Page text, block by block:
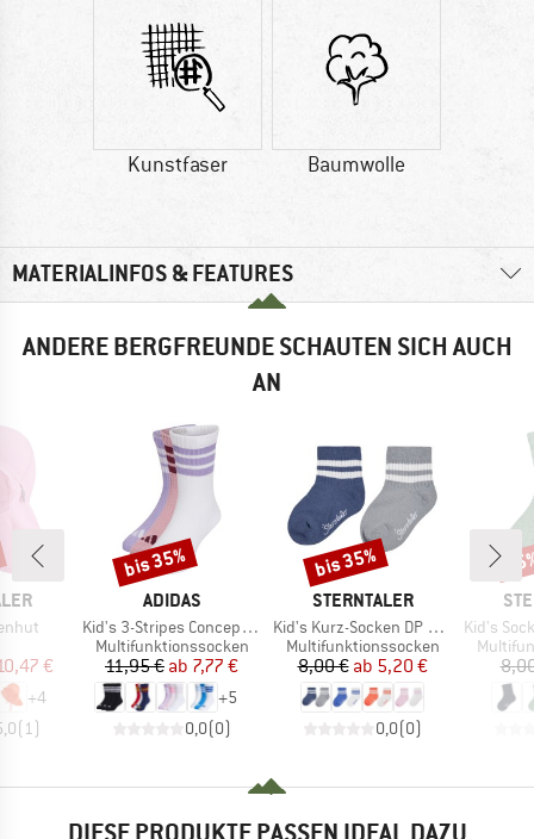
Kunstfaser Baumwolle
MATERIALINFOS & FEATURES
ANDERE BERGFREUNDE SCHAUTEN SICH AUCH
AN
Preis
€
+4
( 1)
MARKE
ADIDAS
Artikel
Kid's 3-Stripes Concept Crew 3-Pack
Produktgruppe
Multifunktionssocken
Preis
11,95 € reduzierter Preis
ab 7,77 €
+5
0,0(0)
Rabatt
bis 35%
MARKE
STERNTALER
Artikel
Kid's Kurz-Socken DP Coolmax Rippe
Produktgruppe
Multifunktionssocken
Preis
8,00 € reduzierter Preis
ab 5,20 €
0,0(0)
Rabatt
bis 35%
Artikel
Kid's Socken
DIESE PRODUKTE PASSEN IDEAL DAZU